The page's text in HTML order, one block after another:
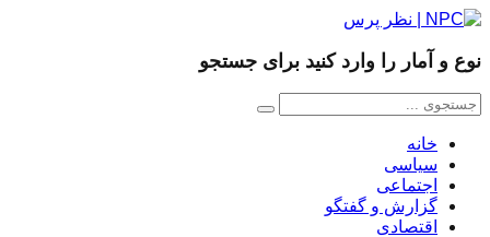
نوع و آمار را وارد کنید برای جستجو
خانه
سیاسی
اجتماعی
گزارش و گفتگو
اقتصادی